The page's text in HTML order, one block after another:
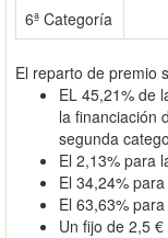
6ª Categoría
El reparto de premio
EL 45,21% de
la financiación
segunda
El 2,13% para
El 34,24%
El 63,63%
Un fijo de 2,5